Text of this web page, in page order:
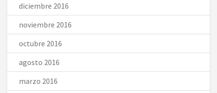
diciembre 2016
noviembre 2016
octubre 2016
agosto 2016
marzo 2016